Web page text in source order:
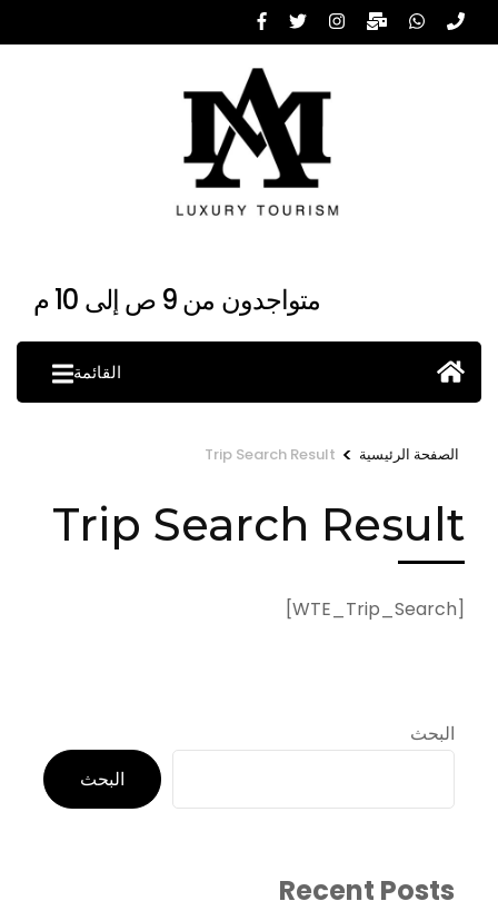
تخطى
إلى
متواجدون من 9 ص إلى 10 م
القائمة
الصفحة الرئيسية >
Trip Search Result
Trip Search Result
[WTE_Trip_Search]
البحث
البحث
Recent Posts